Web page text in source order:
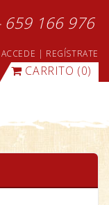
166 976
ACCEDE | REGÍSTRATE
CARRITO (0)